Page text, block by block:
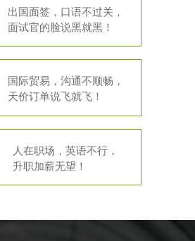
出国面签，口语不过关，
面试官的脸说黑就黑！
国际贸易，沟通不顺畅，
天价订单说飞就飞！
人在职场，英语不行，
升职加薪无望！